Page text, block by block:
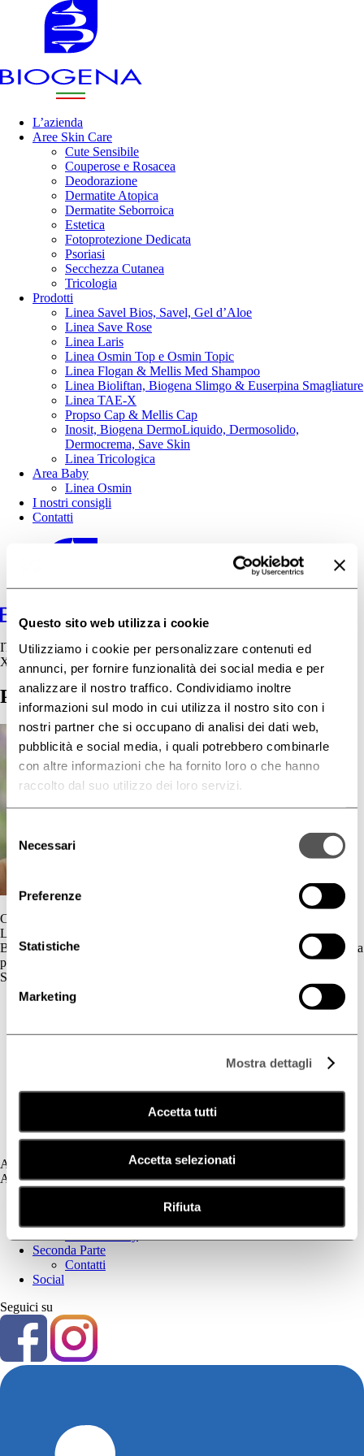
Questo sito web utilizza i cookie
Utilizziamo i cookie per personalizzare contenuti ed
annunci, per fornire funzionalità dei social media e per
analizzare il nostro traffico. Condividiamo inoltre
informazioni sul modo in cui utilizza il nostro sito con i
nostri partner che si occupano di analisi dei dati web,
pubblicità e social media, i quali potrebbero combinarle
con altre informazioni che ha fornito loro o che hanno
raccolto dal suo utilizzo dei loro servizi.
del
consenso
Necessari
Preferenze
Statistiche
Marketing
Mostra dettagli
Accetta tutti
Accetta selezionati
Rifiuta
L’azienda
Aree Skin Care
Cute Sensibile
Couperose e Rosacea
Deodorazione
Dermatite Atopica
Dermatite Seborroica
Estetica
Fotoprotezione Dedicata
Psoriasi
Secchezza Cutanea
Tricologia
Prodotti
Linea Savel Bios, Savel, Gel d’Aloe
Linea Save Rose
Linea Laris
Linea Osmin Top e Osmin Topic
Linea Flogan & Mellis Med Shampoo
Linea Bioliftan, Biogena Slimgo & Euserpina Smagliature
Linea TAE-X
Propso Cap & Mellis Cap
Inosit, Biogena DermoLiquido, Dermosolido,
Dermocrema, Save Skin
Linea Tricologica
Area Baby
Linea Osmin
I nostri consigli
Contatti
IT
X
Protezione solare pelli sensibili
Contatti
L'azienda
BIOGENA è un’azienda cosmetica la cui gamma di prodotti è dedicata
principalmente al benessere della pelle.
Skincare
Cute Sensibile
Deodorazione
Fotoprotezione Dedicata
Tricologia
Assistenza
Assistenza
Seconda Parte
Contatti
Social
Seguici su